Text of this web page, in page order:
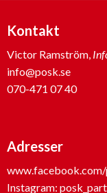
Kontakt
Victor Ramström,
info@posk.se
070-471 07 40
Adresser
www.facebook.com/
Instagram: